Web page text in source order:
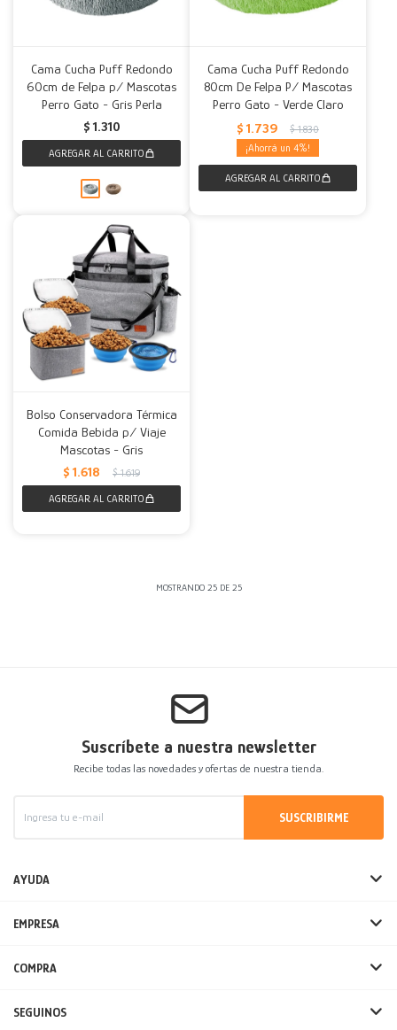
Cama Cucha Puff Redondo
60cm de Felpa p/ Mascotas
Perro Gato - Gris Perla
$ 1.310
Cama Cucha Puff Redondo
80cm De Felpa P/ Mascotas
Perro Gato - Verde Claro
$ 1.739 $ 1.830
4
Bolso Conservadora Térmica
Comida Bebida p/ Viaje
Mascotas - Gris
$ 1.618 $ 1.619
MOSTRANDO 25DE 25
Suscríbete a nuestra newsletter
Recibe todas las novedades y ofertas de nuestra tienda.
SUSCRIBIRME
AYUDA
EMPRESA
COMPRA
SEGUINOS